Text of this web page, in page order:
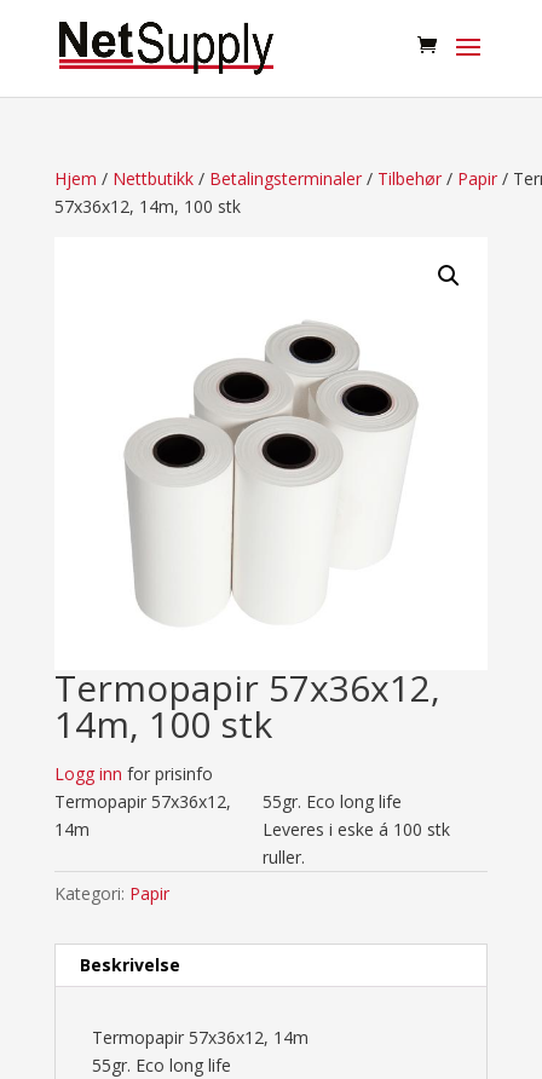
Hjem / Nettbutikk/ Betalingsterminaler/ Tilbehør/ Papir/
57x36x12, 14m, 100 stk
Termopapir 57x36x12,
14m, 100 stk
Logg inn for prisinfo
Termopapir 57x36x12,
14m
55gr. Eco long life
Leveres i eske á 100 stk
ruller.
Kategori: Papir
Beskrivelse
Termopapir 57x36x12, 14m
55gr. Eco long life